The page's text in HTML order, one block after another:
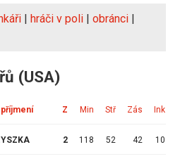
| hráči v poli | obránci |
(USA)
Z Min Stř Zás Ink
2 118 52 42 10